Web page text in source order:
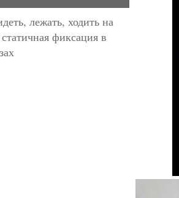
лежать, ходить на
фиксация в